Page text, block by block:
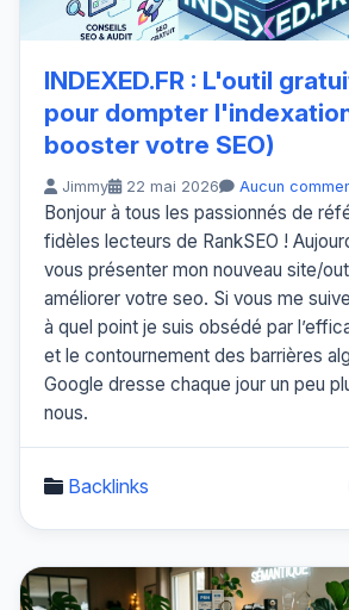
INDEXED.FR : L'outil
pour dompter
booster votre SEO)
Jimmy 22 mai 2026 Aucun
Bonjour à tous les passionnés de
fidèles lecteurs de RankSEO !
vous présenter mon nouveau site/
améliorer votre seo. Si vous me
à quel point je suis obsédé par
et le contournement des barrières
Google dresse chaque jour un peu
nous.
Backlinks